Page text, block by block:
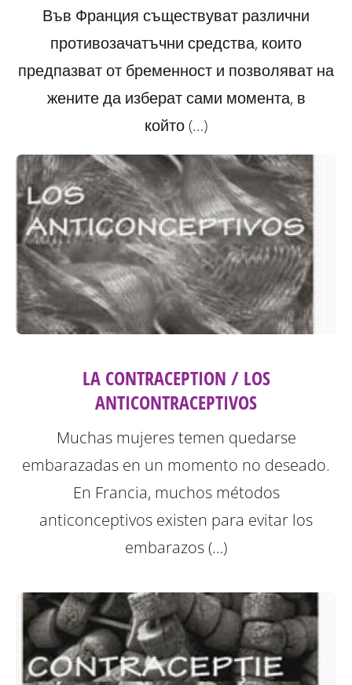
Във Франция съществуват различни
противозачатъчни средства, които
предпазват от бременност и позволяват на
жените да изберат сами момента, в
който (…)
LA CONTRACEPTION / LOS
ANTICONTRACEPTIVOS
Muchas mujeres temen quedarse
embarazadas en un momento no deseado.
En Francia, muchos métodos
anticonceptivos existen para evitar los
embarazos (…)